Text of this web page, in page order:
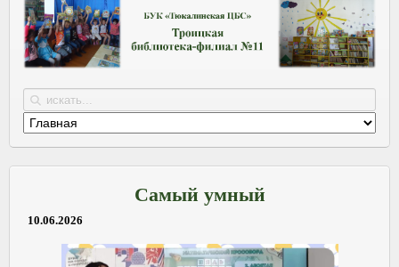
Самый умный
10.06.2026